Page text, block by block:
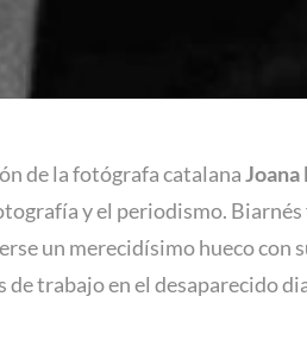
de la fotógrafa catalanaJoana
y el periodismo. Biarnés
un merecidísimo hueco
trabajo en el desaparecido